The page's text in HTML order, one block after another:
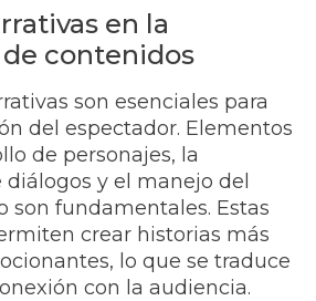
en la
contenidos
son esenciales para
del espectador. Elementos
de personajes, la
y el manejo del
son fundamentales. Estas
crear historias más
lo que se traduce
con la audiencia.